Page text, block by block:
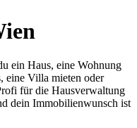
ein Haus, eine Wohnung
eine Villa mieten oder
für die Hausverwaltung
dein Immobilienwunsch ist